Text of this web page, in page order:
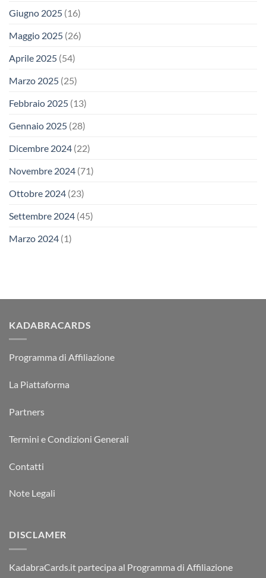
Giugno 2025 (16)
Maggio 2025 (26)
Aprile 2025 (54)
Marzo 2025 (25)
Febbraio 2025 (13)
Gennaio 2025 (28)
Dicembre 2024 (22)
Novembre 2024 (71)
Ottobre 2024 (23)
Settembre 2024 (45)
Marzo 2024 (1)
KADABRACARDS
Programma di Affiliazione
La Piattaforma
Partners
Termini e Condizioni Generali
Contatti
Note Legali
DISCLAMER
KadabraCards.it partecipa al Programma di Affiliazione